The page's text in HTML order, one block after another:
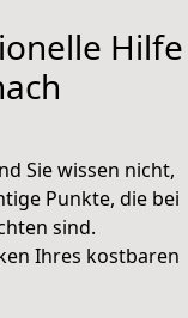
Hilfe
Sie wissen nicht,
Punkte, die bei
sind.
Ihres kostbaren